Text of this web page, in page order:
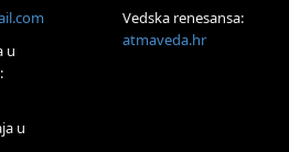
radionica sistemskih
u
u
Vedska renesansa:
atmaveda.hr